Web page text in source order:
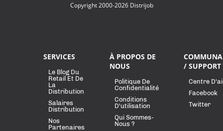
Copyright 2000-2026 Distrijob
SERVICES
Le Blog Du
Retail Et De
La
Distribution
Salaires
Distribution
Nos
Partenaires
À PROPOS DE
NOUS
Politique De
Confidentialité
Conditions
D'utilisation
Qui Sommes-
Nous ?
/ SUPPORT
Centre
Facebook
Twitter